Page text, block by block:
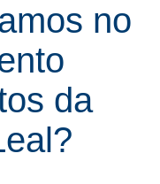
no
da